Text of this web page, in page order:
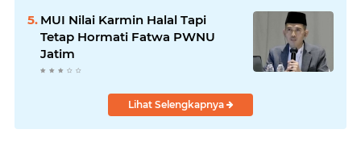
MUI Nilai Karmin Halal Tapi
Tetap Hormati Fatwa PWNU
Jatim
Lihat Selengkapnya